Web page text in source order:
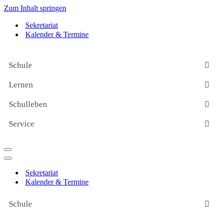
Zum Inhalt springen
Sekretariat
Kalender & Termine
Schule
Lernen
Schulleben
Service
Navigationsmenü
Navigationsmenü
Sekretariat
Kalender & Termine
Schule